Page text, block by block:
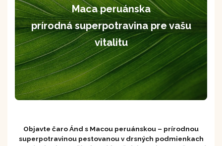
Maca peruánska
prírodná superpotravina pre vašu
vitalitu
Objavte čaro Ánd s Macou peruánskou – prírodnou
superpotravinou pestovanou v drsných podmienkach